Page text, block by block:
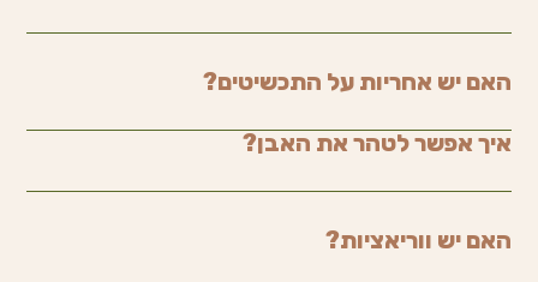
האם יש אחריות על התכשיטים?
איך אפשר לטהר את האבן?
האם יש ווריאציות?